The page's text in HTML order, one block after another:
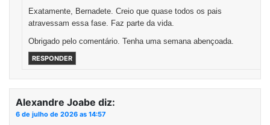
Exatamente, Bernadete. Creio que quase todos os pais
atravessam essa fase. Faz parte da vida.
Obrigado pelo comentário. Tenha uma semana abençoada.
RESPONDER
Alexandre Joabe diz:
6 de julho de 2026 as 14:57